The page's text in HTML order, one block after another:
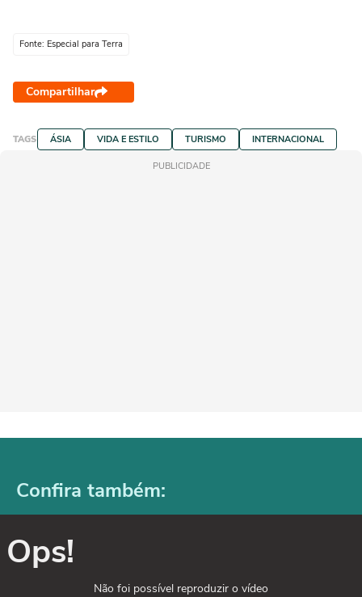
Fonte: Especial para Terra
Compartilhar
TAGS ÁSIA VIDA E ESTILO TURISMO INTERNACIONAL
PUBLICIDADE
Confira também:
Ops!
Não foi possível reproduzir o vídeo